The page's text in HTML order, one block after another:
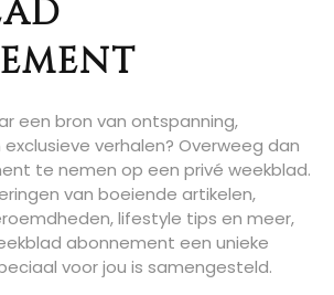
een bron van ontspanning,
verhalen? Overweeg dan
te nemen op een privé weekblad.
van boeiende artikelen,
lifestyle tips en meer,
abonnement een unieke
voor jou is samengesteld.